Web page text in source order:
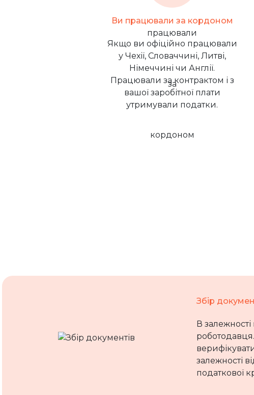
Ви працювали за кордоном
Якщо ви офіційно працювали
у Чехії, Словаччині, Литві,
Німеччині чи Англії.
Працювали за контрактом і з
вашої заробітної плати
утримували податки.
Збір
В
залежності
податкової